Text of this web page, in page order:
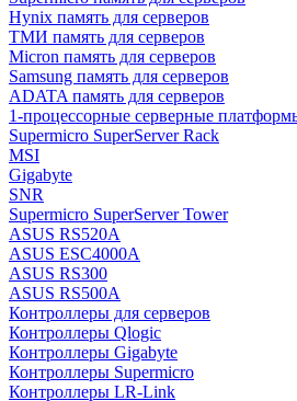
Hynix память для серверов
ТМИ память для серверов
Micron память для серверов
Samsung память для серверов
ADATA память для серверов
1-процессорные серверные
Supermicro SuperServer Rack
MSI
Gigabyte
SNR
Supermicro SuperServer Tower
ASUS RS520A
ASUS ESC4000A
ASUS RS300
ASUS RS500A
Контроллеры для серверов
Контроллеры Qlogic
Контроллеры Gigabyte
Контроллеры Supermicro
Контроллеры LR-Link